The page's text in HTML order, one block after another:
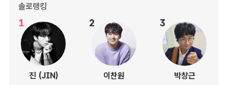
솔로랭킹
1
진 (JIN)
2
이찬원
3
박창근